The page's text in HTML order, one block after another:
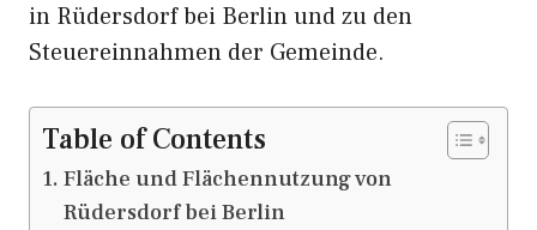
in Rüdersdorf bei Berlin und zu den
Steuereinnahmen der Gemeinde.
Table of Contents
Fläche und Flächennutzung von
Rüdersdorf bei Berlin